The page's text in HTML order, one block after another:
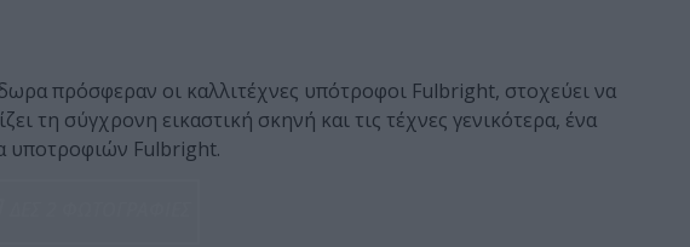
πρόσφεραν οι καλλιτέχνες υπότροφοι Fulbright, στοχεύει να
τη σύγχρονη εικαστική σκηνή και τις τέχνες γενικότερα, ένα
υποτροφιών Fulbright.